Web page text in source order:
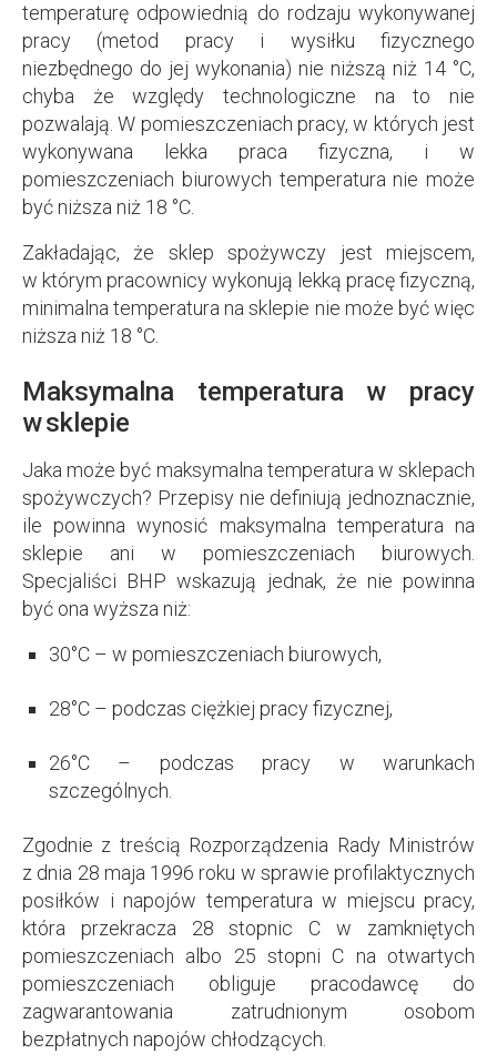
temperaturę odpowiednią do rodzaju wykonywanej
pracy (metod pracy i wysiłku fizycznego
niezbędnego do jej wykonania) nie niższą niż 14 °C,
chyba że względy technologiczne na to nie
pozwalają. W pomieszczeniach pracy, w których jest
wykonywana lekka praca fizyczna, i w
pomieszczeniach biurowych temperatura nie może
być niższa niż 18 °C.
Zakładając, że sklep spożywczy jest miejscem,
w którym pracownicy wykonują lekką pracę fizyczną,
minimalna temperatura na sklepie nie może być więc
niższa niż 18 °C.
Maksymalna temperatura w pracy
w sklepie
Jaka może być maksymalna temperatura w sklepach
spożywczych? Przepisy nie definiują jednoznacznie,
ile powinna wynosić maksymalna temperatura na
sklepie ani w pomieszczeniach biurowych.
Specjaliści BHP wskazują jednak, że nie powinna
być ona wyższa niż:
30°C – w pomieszczeniach biurowych,
28°C – podczas ciężkiej pracy fizycznej,
26°C – podczas pracy w warunkach
szczególnych.
Zgodnie z treścią Rozporządzenia Rady Ministrów
z dnia 28 maja 1996 roku w sprawie profilaktycznych
posiłków i napojów temperatura w miejscu pracy,
która przekracza 28 stopnic C w zamkniętych
pomieszczeniach albo 25 stopni C na otwartych
pomieszczeniach obliguje pracodawcę do
zagwarantowania zatrudnionym osobom
bezpłatnych napojów chłodzących.